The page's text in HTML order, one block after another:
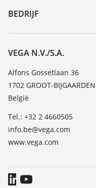
DTM Collection/PACTware
Seminars
Bestendigheidslijst
TeamViewer
BEDRIJF
Vacature
Over VEGA
Contact
Nieuws
Persberichten
Blog
VEGA N.V./S.A.
Alfons Gossetlaan 36
1702 GROOT-BIJGAARDEN
België
Tel.: +32 2 4660505
info.be@vega.com
www.vega.com